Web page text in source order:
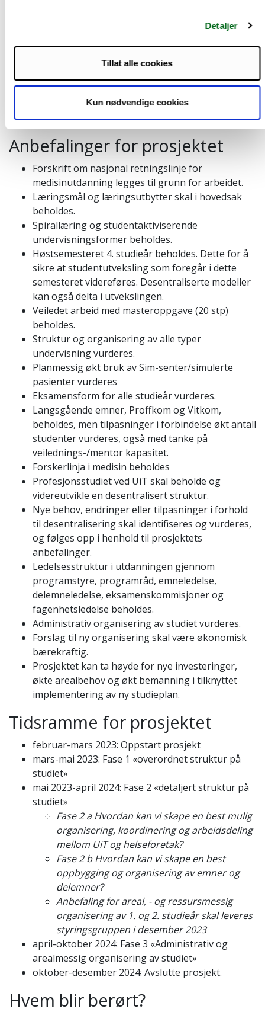
Detaljer
Tillat alle cookies
Kun nødvendige cookies
et rådgivende
organ uten ansvar for prosjektets suksess eller
måloppnåelse. Referansegruppenoppnevnes av
prosjektleder og vilbestå av ressurspersoner som har
sagt seg villig til å gi råd til prosjektorganisasjonen,
uten at de harnoenformell myndighet i prosjektet.
Anbefalinger for prosjektet
Forskrift om nasjonal retningslinje for
medisinutdanning legges til grunn for arbeidet.
Læringsmål og læringsutbytter skal i hovedsak
beholdes.
Spirallæring og studentaktiviserende
undervisningsformer beholdes.
Høstsemesteret 4. studieår beholdes. Dette for å
sikre at studentutveksling som foregår i dette
semesteret videreføres. Desentraliserte modeller
kan også delta i utvekslingen.
Veiledet arbeid med masteroppgave (20 stp)
beholdes.
Struktur og organisering av alle typer
undervisning vurderes.
Planmessig økt bruk av Sim-senter/simulerte
pasienter vurderes
Eksamensform for alle studieår vurderes.
Langsgående emner, Proffkom og Vitkom,
beholdes, men tilpasninger i forbindelse økt antall
studenter vurderes, også med tanke på
veilednings-/mentor kapasitet.
Forskerlinja i medisin beholdes
Profesjonsstudiet ved UiT skal beholde og
videreutvikle en desentralisert struktur.
Nye behov, endringer eller tilpasninger i forhold
til desentralisering skal identifiseres og vurderes,
og følges opp i henhold til prosjektets
anbefalinger.
Ledelsesstruktur i utdanningen gjennom
programstyre, programråd, emneledelse,
delemneledelse, eksamenskommisjoner og
fagenhetsledelse beholdes.
Administrativ organisering av studiet vurderes.
Forslag til ny organisering skal være økonomisk
bærekraftig.
Prosjektet kan ta høyde for nye investeringer,
økte arealbehov og økt bemanning i tilknyttet
implementering av ny studieplan.
Tidsramme for prosjektet
februar-mars 2023: Oppstart prosjekt
mars-mai 2023: Fase 1 «overordnet struktur på
studiet»
mai 2023-april 2024: Fase 2 «detaljert struktur på
studiet»
Fase 2 a Hvordan kan vi skape en best mulig
organisering, koordinering og arbeidsdeling
mellom UiT og helseforetak?
Fase 2 b Hvordan kan vi skape en best
oppbygging og organisering av emner og
delemner?
Anbefaling for areal, - og ressursmessig
organisering av 1. og 2. studieår skal leveres
styringsgruppen i desember 2023
april-oktober 2024: Fase 3 «Administrativ og
arealmessig organisering av studiet»
oktober-desember 2024: Avslutte prosjekt.
Hvem blir berørt?